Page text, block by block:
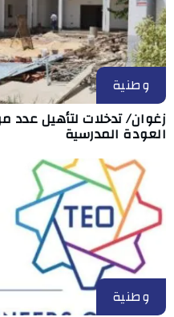
وطنية
زغوان/ تدخلات لتأهيل عدد
العودة المدرسية
وطنية